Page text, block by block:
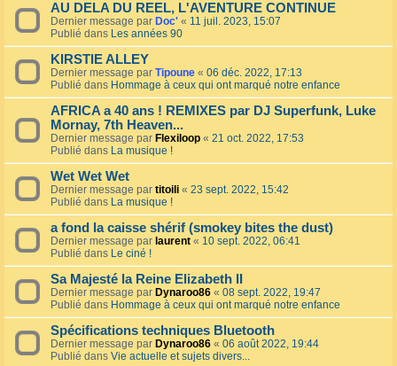
AU DELA DU REEL, L'AVENTURE CONTINUE
Dernier message par Doc' « 11 juil. 2023, 15:07
Publié dans Les années 90
KIRSTIE ALLEY
Dernier message par Tipoune « 06 déc. 2022, 17:13
Publié dans Hommage à ceux qui ont marqué notre enfance
AFRICA a 40 ans ! REMIXES par DJ Superfunk, Luke
Mornay, 7th Heaven...
Dernier message par Flexiloop « 21 oct. 2022, 17:53
Publié dans La musique !
Wet Wet Wet
Dernier message par titoili « 23 sept. 2022, 15:42
Publié dans La musique !
a fond la caisse shérif (smokey bites the dust)
Dernier message par laurent « 10 sept. 2022, 06:41
Publié dans Le ciné !
Sa Majesté la Reine Elizabeth II
Dernier message par Dynaroo86 « 08 sept. 2022, 19:47
Publié dans Hommage à ceux qui ont marqué notre enfance
Spécifications techniques Bluetooth
Dernier message par Dynaroo86 « 06 août 2022, 19:44
Publié dans Vie actuelle et sujets divers...